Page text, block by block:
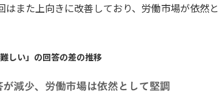
また上向きに改善しており、労働市場が依然と
しい」の回答の差の推移